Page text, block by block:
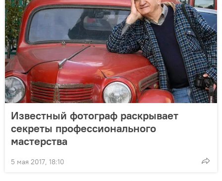
Известный фотограф раскрывает
секреты профессионального
мастерства
5 мая 2017, 18:10